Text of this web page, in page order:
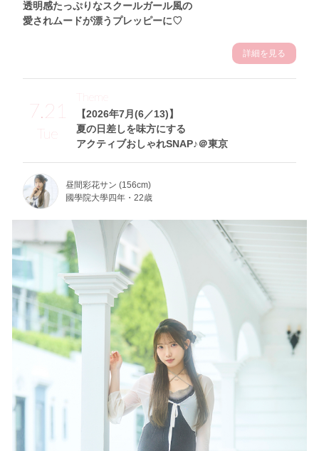
透明感たっぷりなスクールガール風の
愛されムードが漂うプレッピーに♡
詳細を見る
7.21
Tue
【2026年7月(6／13)】
夏の日差しを味方にする
アクティブおしゃれSNAP♪＠東京
Theme
昼間彩花サン (156cm)
國學院大學四年・22歳